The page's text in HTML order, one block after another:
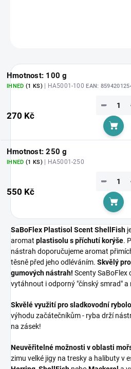
Hmotnost: 100 g
IHNED (1 KS)| HA5001-100EAN:
270 Kč
−
Do
Hmotnost: 250 g
IHNED (1 KS)| HA5001-250
550 Kč
−
Do
SaBoFlex Plastisol Scent ShellFish
aromat plastisolu s příchutí korýše.
nástrah doporučujeme aromat
těsně před jeho odléváním. Skvělý
gumových nástrah! Scenty SaBoFlex
vytáhnout i odporný "čínský smrad"
Skvělé využití pro sladkovodní
výhodu začátečníkům - ryba drží
na zásek!
Neuvěřitelné možnosti v oblasti
zimu velké jigy na tresky a halibuty v